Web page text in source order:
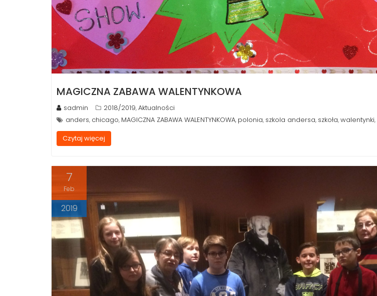
MAGICZNA ZABAWA WALENTYNKOWA
sadmin 2018/2019,Aktualności
anders, chicago, MAGICZNA ZABAWA WALENTYNKOWA, polonia, szkola andersa, szkoła,walentynki,
Czytaj więcej
7
Feb
2019